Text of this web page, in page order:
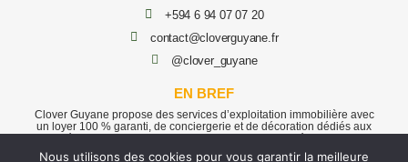
+594 6 94 07 07 20
contact@cloverguyane.fr
@clover_guyane
EN BREF
Clover Guyane propose des services d’exploitation immobilière avec
un loyer 100 % garanti, de conciergerie et de décoration dédiés aux
propriétaires qui souhaitent optimiser leurs biens situés en Guyane.
Nous utilisons des cookies pour vous garantir la meilleure